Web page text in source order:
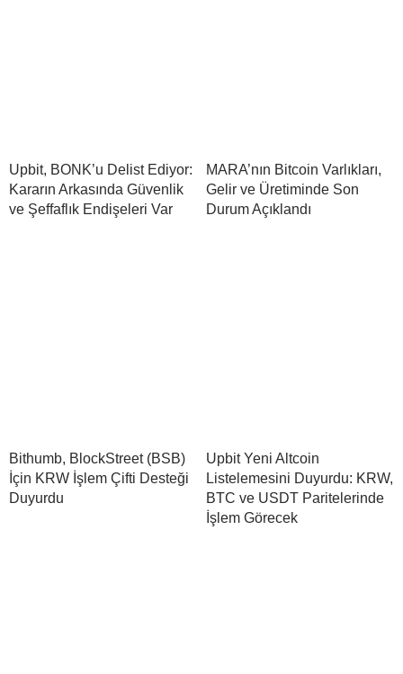
Upbit, BONK’u Delist Ediyor:
Kararın Arkasında Güvenlik
ve Şeffaflık Endişeleri Var
MARA’nın Bitcoin Varlıkları,
Gelir ve Üretiminde Son
Durum Açıklandı
Bithumb, BlockStreet (BSB)
İçin KRW İşlem Çifti Desteği
Duyurdu
Upbit Yeni Altcoin
Listelemesini Duyurdu: KRW,
BTC ve USDT Paritelerinde
İşlem Görecek